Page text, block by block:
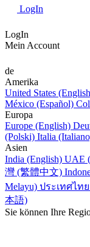
LogIn
LogIn
Mein Account
de
Amerika
United States
México (Español)
Europa
Europe (English)
(Polski) Italia
Asien
India (English)
灣 (繁體中文)
Melayu) ประเทศไท
本語)
Sie können Ihre